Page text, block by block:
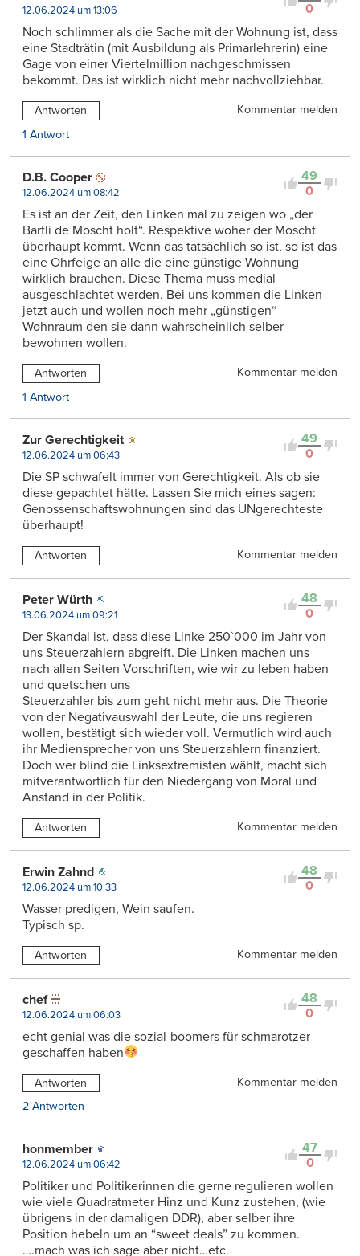
0
12.06.2024 um 13:06
Noch schlimmer als die Sache mit der Wohnung ist, dass
eine Stadträtin (mit Ausbildung als Primarlehrerin) eine
Gage von einer Viertelmillion nachgeschmissen
bekommt. Das ist wirklich nicht mehr nachvollziehbar.
Antworten
Kommentar melden
1 Antwort
49
0
D.B. Cooper
12.06.2024 um 08:42
Es ist an der Zeit, den Linken mal zu zeigen wo „der
Bartli de Moscht holt“. Respektive woher der Moscht
überhaupt kommt. Wenn das tatsächlich so ist, so ist das
eine Ohrfeige an alle die eine günstige Wohnung
wirklich brauchen. Diese Thema muss medial
ausgeschlachtet werden. Bei uns kommen die Linken
jetzt auch und wollen noch mehr „günstigen“
Wohnraum den sie dann wahrscheinlich selber
bewohnen wollen.
Antworten
Kommentar melden
1 Antwort
49
0
Zur Gerechtigkeit
12.06.2024 um 06:43
Die SP schwafelt immer von Gerechtigkeit. Als ob sie
diese gepachtet hätte. Lassen Sie mich eines sagen:
Genossenschaftswohnungen sind das UNgerechteste
überhaupt!
Antworten Kommentar melden
48
0
Peter Würth
13.06.2024 um 09:21
Der Skandal ist, dass diese Linke 250`000 im Jahr von
uns Steuerzahlern abgreift. Die Linken machen uns
nach allen Seiten Vorschriften, wie wir zu leben haben
und quetschen uns
Steuerzahler bis zum geht nicht mehr aus. Die Theorie
von der Negativauswahl der Leute, die uns regieren
wollen, bestätigt sich wieder voll. Vermutlich wird auch
ihr Mediensprecher von uns Steuerzahlern finanziert.
Doch wer blind die Linksextremisten wählt, macht sich
mitverantwortlich für den Niedergang von Moral und
Anstand in der Politik.
Antworten Kommentar melden
48
0
Erwin Zahnd
12.06.2024 um 10:33
Wasser predigen, Wein saufen.
Typisch sp.
Antworten Kommentar melden
48
0
chef
12.06.2024 um 06:03
echt genial was die sozial-boomers für schmarotzer
geschaffen haben
Antworten
Kommentar melden
2 Antworten
47
0
honmember
12.06.2024 um 06:42
Politiker und Politikerinnen die gerne regulieren wollen
wie viele Quadratmeter Hinz und Kunz zustehen, (wie
übrigens in der damaligen DDR), aber selber ihre
Position hebeln um an “sweet deals” zu kommen.
….mach was ich sage aber nicht…etc.